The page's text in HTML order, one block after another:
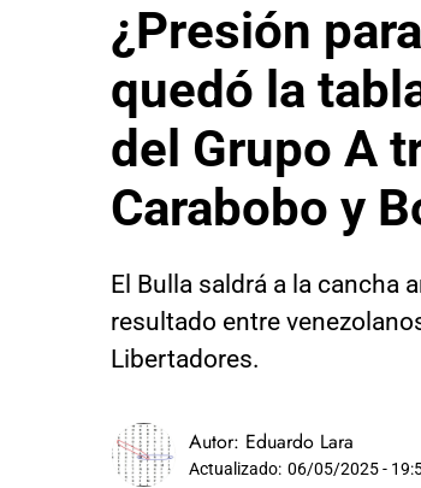
¿Presión
quedó la
del Grupo A
Carabobo y
El Bulla saldrá a la cancha
resultado entre
Libertadores.
Autor: Eduardo Lara
Actualizado: 06/05/2025 -